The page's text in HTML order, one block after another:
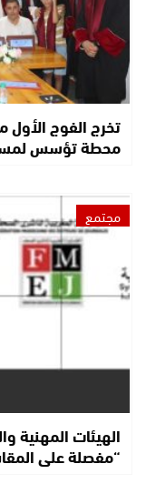
تخرج الفوج الأول
محطة تؤسس
مجتمع
الهيئات المهنية
“مفصلة على